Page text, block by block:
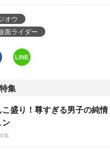
オウ
面ライダー
集
盛り！尊すぎる男子の純情
ン
集